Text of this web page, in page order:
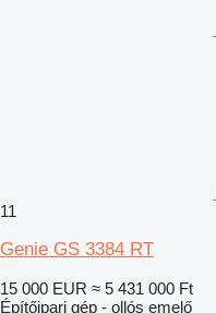
11
Genie GS 3384 RT
15 000 EUR ≈ 5 431 000 Ft
Építőipari gép - ollós emelő